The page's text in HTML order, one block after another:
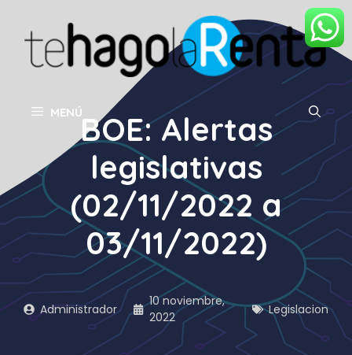
contenido
MENÚBOE: Alertas
legislativas
(02/11/2022 a
03/11/2022)
Administrador
10 noviembre,
2022
Legislacion